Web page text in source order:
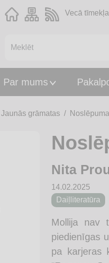
Vecā
Par mums
Jaunās grāmatas
Nita
14.02.2025
Daiļliteratūra
Mollija nav
piedienīgas
pa karjeras